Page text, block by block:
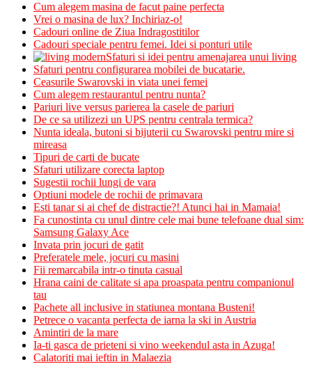
Cum alegem masina de facut paine perfecta
Vrei o masina de lux? Inchiriaz-o!
Cadouri online de Ziua Indragostitilor
Cadouri speciale pentru femei. Idei si ponturi utile
Sfaturi si idei pentru amenajarea unui living
Sfaturi pentru configurarea mobilei de bucatarie.
Ceasurile Swarovski in viata unei femei
Cum alegem restaurantul pentru nunta?
Pariuri live versus parierea la casele de pariuri
De ce sa utilizezi un UPS pentru centrala termica?
Nunta ideala, butoni si bijuterii cu Swarovski pentru mire si
mireasa
Tipuri de carti de bucate
Sfaturi utilizare corecta laptop
Sugestii rochii lungi de vara
Optiuni modele de rochii de primavara
Esti tanar si ai chef de distractie?! Atunci hai in Mamaia!
Fa cunostinta cu unul dintre cele mai bune telefoane dual sim:
Samsung Galaxy Ace
Invata prin jocuri de gatit
Preferatele mele, jocuri cu masini
Fii remarcabila intr-o tinuta casual
Hrana caini de calitate si apa proaspata pentru companionul
tau
Pachete all inclusive in statiunea montana Busteni!
Petrece o vacanta perfecta de iarna la ski in Austria
Amintiri de la mare
Ia-ti gasca de prieteni si vino weekendul asta in Azuga!
Calatoriti mai ieftin in Malaezia